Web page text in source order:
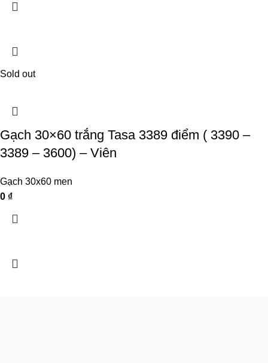
Sold out
Gạch 30×60 trắng Tasa 3389 điểm ( 3390 –
3389 – 3600) – Viên
Gạch 30x60 men
0 ₫